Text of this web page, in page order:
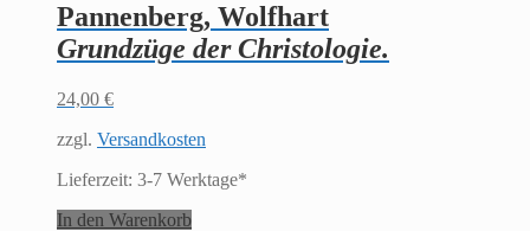
Pannenberg, Wolfhart
Grundzüge der Christologie.
24,00 €
zzgl. Versandkosten
Lieferzeit: 3-7 Werktage*
In den Warenkorb